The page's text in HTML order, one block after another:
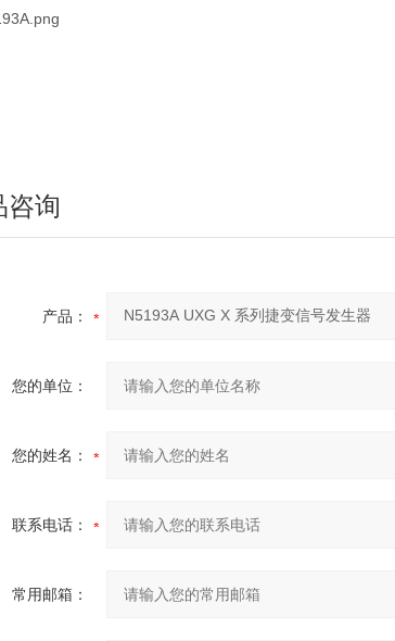
咨询
产品：
您的单位：
您的姓名：
联系电话：
常用邮箱：